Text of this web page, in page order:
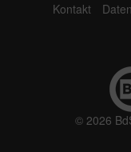
Kontakt
© 2026